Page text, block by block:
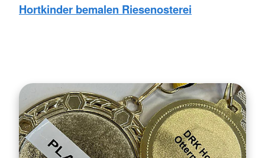
Hortkinder bemalen Riesenosterei